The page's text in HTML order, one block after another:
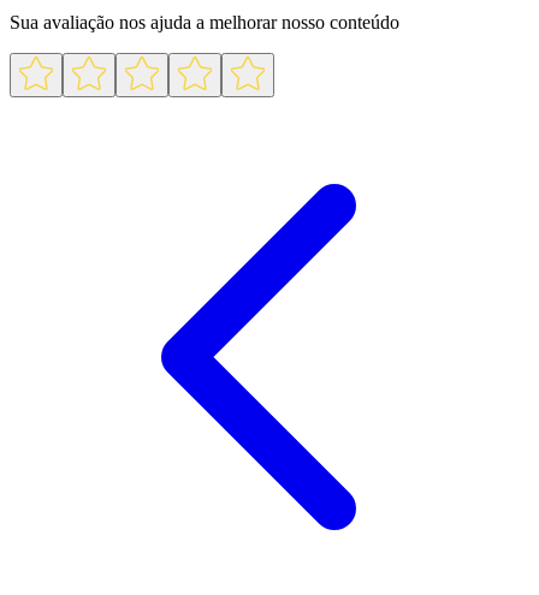
Sua avaliação nos ajuda a melhorar nosso conteúdo